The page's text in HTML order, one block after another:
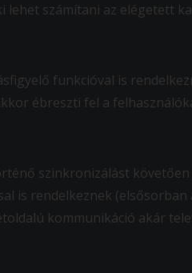
lehet számítani az elégetett
funkcióval is
ébreszti fel a
szinkronizálást
is rendelkeznek
kommunikáció akár